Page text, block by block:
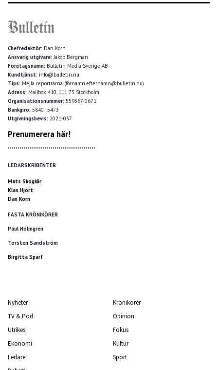
Chefredaktör: Dan Korn
Ansvarig utgivare:Jakob Bergman
Företagsnamn: Bulletin Media Sverige AB
Kundtjänst: info@bulletin.nu
Tips: Mejla reportrarna (förnamn.efternamn@bulletin.nu)
Adress: Mailbox 410, 111 73 Stockholm
Organisationsnummer: 559367-0671
Bankgiro: 5840–5473
Utgivningsbevis: 2021-037
Prenumerera här!
*********************************************
LEDARSKRIBENTER
Mats Skogkär
Klas Hjort
Dan Korn
FASTA KRÖNIKÖRER
Paul Holmgren
Torsten Sandström
Birgitta Sparf
Nyheter
TV & Pod
Utrikes
Ekonomi
Ledare
Krönikörer
Opinion
Fokus
Kultur
Sport